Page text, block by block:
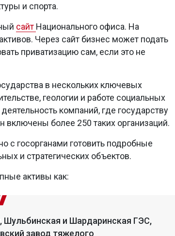
и спорта.
сайт Национального офиса. На
Через сайт бизнес может подать
приватизацию сам, если это не
в нескольких ключевых
геологии и работе социальных
компаний, где государству
более 250 таких организаций.
с госорганами готовить подробные
и стратегических объектов.
активы как:
и Шардаринская ГЭС,
завод тяжелого